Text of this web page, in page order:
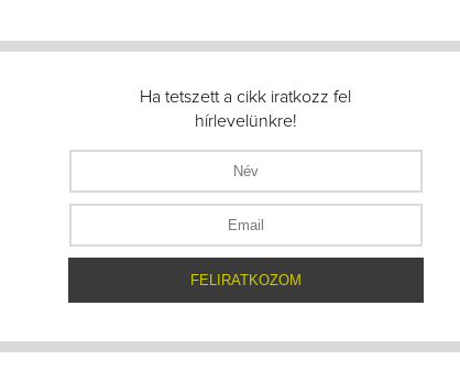
Ha tetszett a cikk iratkozz fel
hírlevelünkre!